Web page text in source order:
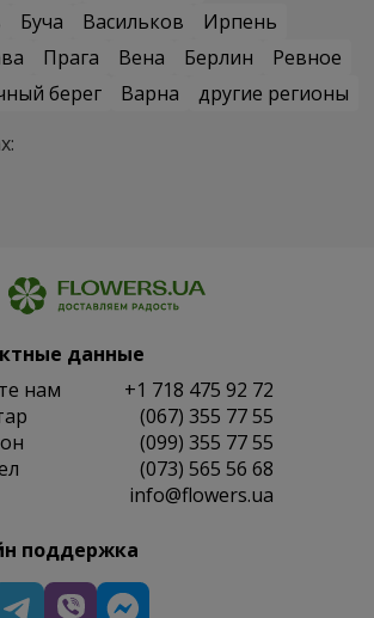
Буча Васильков
Ирпень
Прага Вена Берлин
Ревное
берег Варна
другие регионы
данные
нам
+1 718 475 92 72
(067) 355 77 55
(099) 355 77 55
(073) 565 56 68
info@flowers.ua
поддержка